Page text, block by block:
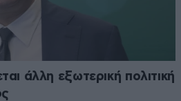
άλλη εξωτερική πολιτική